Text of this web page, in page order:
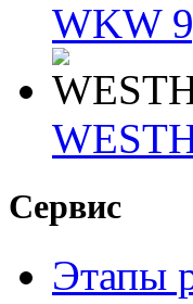
WKW
Сервис
Этапы